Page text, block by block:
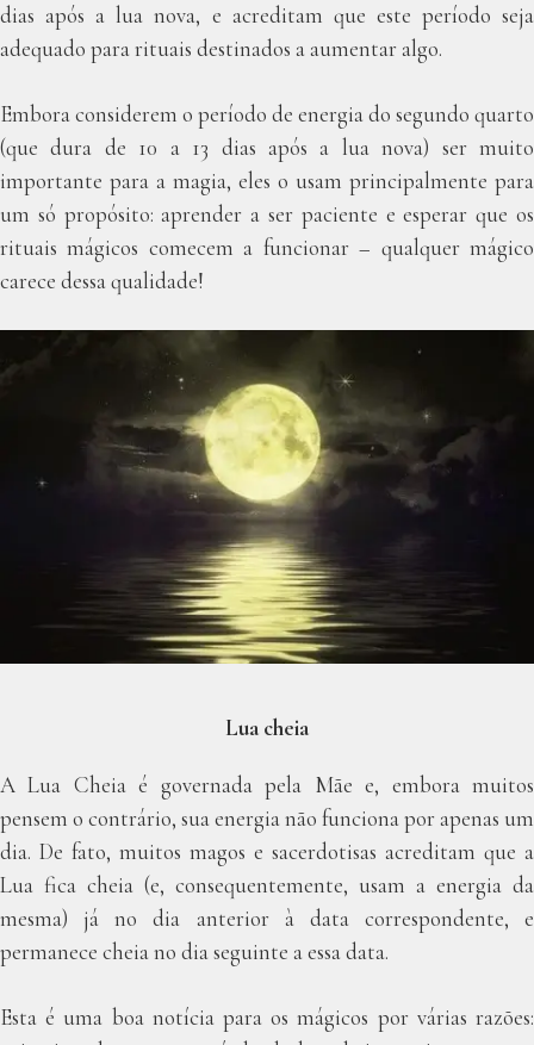
dias após a lua nova, e acreditam que este período seja
adequado para rituais destinados a aumentar algo.
Embora considerem o período de energia do segundo quarto
(que dura de 10 a 13 dias após a lua nova) ser muito
importante para a magia, eles o usam principalmente para
um só propósito: aprender a ser paciente e esperar que os
rituais mágicos comecem a funcionar – qualquer mágico
carece dessa qualidade!
Lua cheia
A Lua Cheia é governada pela Mãe e, embora muitos
pensem o contrário, sua energia não funciona por apenas um
dia. De fato, muitos magos e sacerdotisas acreditam que a
Lua fica cheia (e, consequentemente, usam a energia da
mesma) já no dia anterior à data correspondente, e
permanece cheia no dia seguinte a essa data.
Esta é uma boa notícia para os mágicos por várias razões: